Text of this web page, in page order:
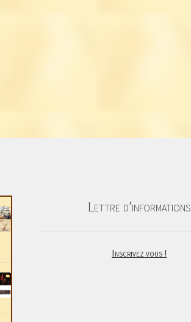
Lettre d’informations
Inscrivez vous !